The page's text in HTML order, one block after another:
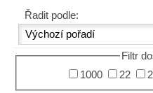
Řadit podle:
Filtr
1000
22